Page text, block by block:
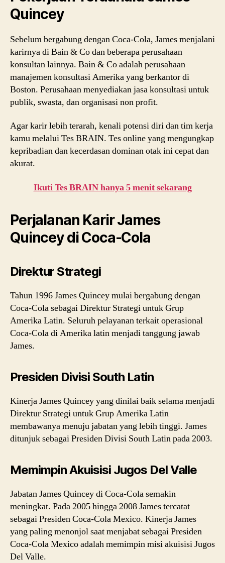
Quincey
Sebelum bergabung dengan Coca-Cola, James menjalani
karirnya di Bain & Co dan beberapa perusahaan
konsultan lainnya. Bain & Co adalah perusahaan
manajemen konsultasi Amerika yang berkantor di
Boston. Perusahaan menyediakan jasa konsultasi untuk
publik, swasta, dan organisasi non profit.
Agar karir lebih terarah, kenali potensi diri dan tim kerja
kamu melalui Tes BRAIN. Tes online yang mengungkap
kepribadian dan kecerdasan dominan otak ini cepat dan
akurat.
Ikuti Tes BRAIN hanya 5 menit sekarang
Perjalanan Karir James
Quincey di Coca-Cola
Direktur Strategi
Tahun 1996 James Quincey mulai bergabung dengan
Coca-Cola sebagai Direktur Strategi untuk Grup
Amerika Latin. Seluruh pelayanan terkait operasional
Coca-Cola di Amerika latin menjadi tanggung jawab
James.
Presiden Divisi South Latin
Kinerja James Quincey yang dinilai baik selama menjadi
Direktur Strategi untuk Grup Amerika Latin
membawanya menuju jabatan yang lebih tinggi. James
ditunjuk sebagai Presiden Divisi South Latin pada 2003.
Memimpin Akuisisi Jugos Del Valle
Jabatan James Quincey di Coca-Cola semakin
meningkat. Pada 2005 hingga 2008 James tercatat
sebagai Presiden Coca-Cola Mexico. Kinerja James
yang paling menonjol saat menjabat sebagai Presiden
Coca-Cola Mexico adalah memimpin misi akuisisi Jugos
Del Valle.